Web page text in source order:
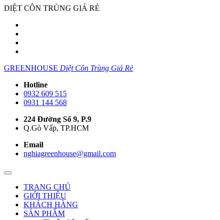
DIỆT CÔN TRÙNG GIÁ RẺ
GREENHOUSE Diệt Côn Trùng Giá Rẻ
Hotline
0932 609 515
0931 144 568
224 Đường Số 9, P.9
Q.Gò Vấp, TP.HCM
Email
nghiagreenhouse@gmail.com
TRANG CHỦ
GIỚI THIỆU
KHÁCH HÀNG
SẢN PHẨM